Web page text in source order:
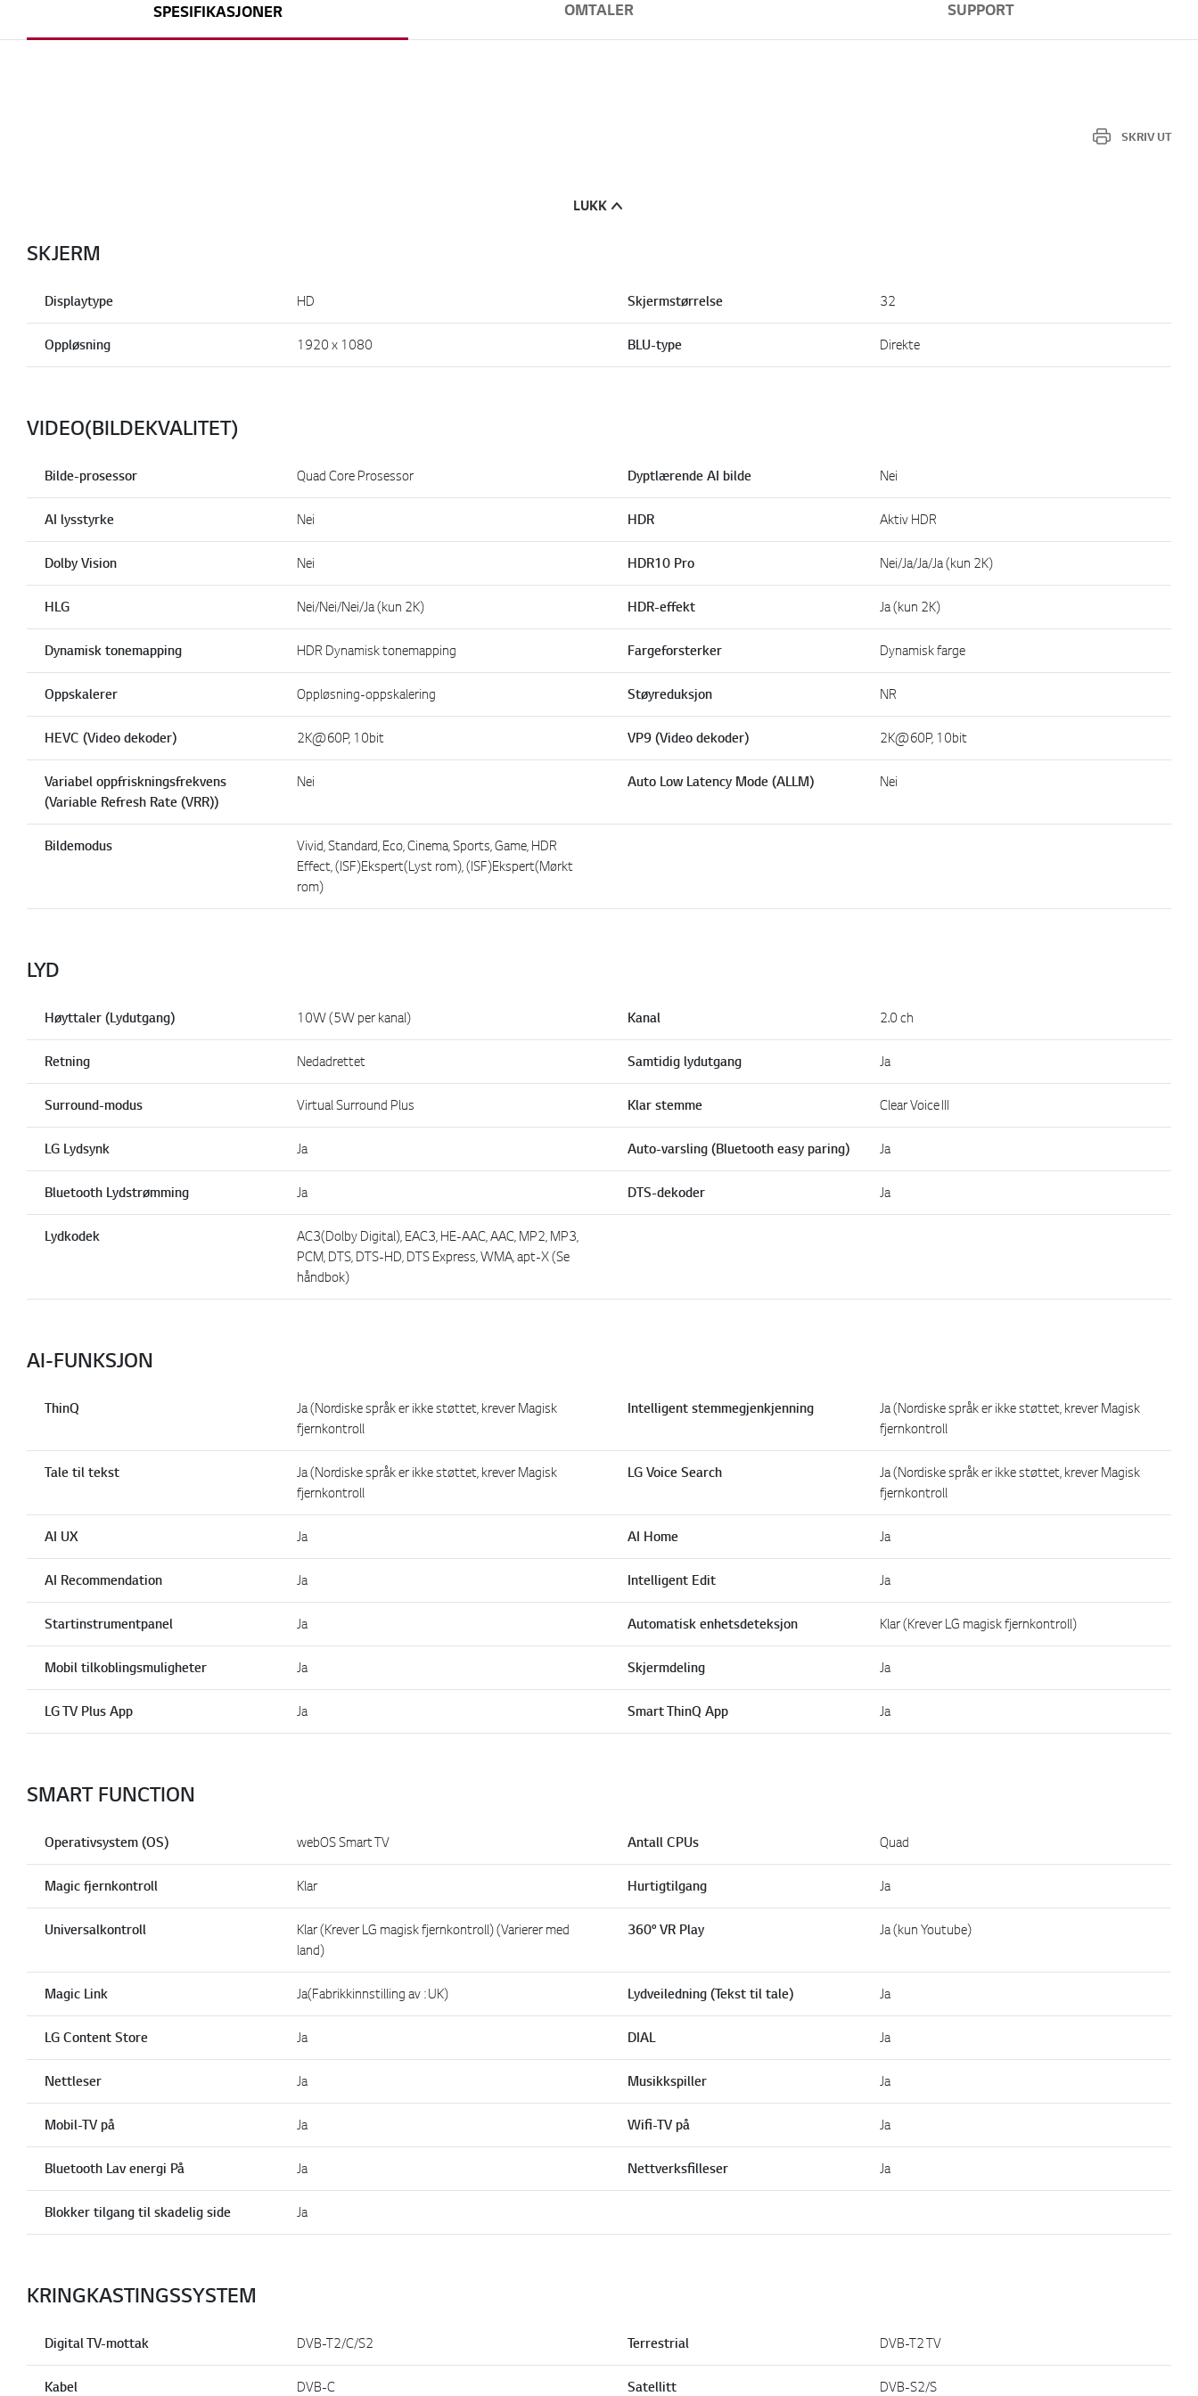
SPESIFIKASJONER OMTALER SUPPORT
SKRIV UT
LUKK
SKJERM
Displaytype HD Skjermstørrelse 32
Oppløsning 1920 x 1080 BLU-type Direkte
VIDEO(BILDEKVALITET)
Bilde-prosessor Quad Core Prosessor Dyptlærende AI bilde Nei
AI lysstyrke Nei HDR Aktiv HDR
Dolby Vision Nei HDR10 Pro Nei/Ja/Ja/Ja (kun 2K)
HLG Nei/Nei/Nei/Ja (kun 2K) HDR-effekt Ja (kun 2K)
Dynamisk tonemapping HDR Dynamisk tonemapping Fargeforsterker Dynamisk farge
Oppskalerer Oppløsning-oppskalering Støyreduksjon NR
HEVC (Video dekoder) 2K@60P, 10bit VP9 (Video dekoder) 2K@60P, 10bit
Variabel oppfriskningsfrekvens
(Variable Refresh Rate (VRR))
Nei Auto Low Latency Mode (ALLM) Nei
Bildemodus
Vivid, Standard, Eco, Cinema, Sports, Game, HDR
Effect, (ISF)Ekspert(Lyst rom), (ISF)Ekspert(Mørkt
rom)
LYD
Høyttaler (Lydutgang) 10W (5W per kanal) Kanal 2.0 ch
Retning Nedadrettet Samtidig lydutgang Ja
Surround-modus Virtual Surround Plus Klar stemme Clear Voice III
LG Lydsynk Ja Auto-varsling (Bluetooth easy paring) Ja
Bluetooth Lydstrømming Ja DTS-dekoder Ja
Lydkodek
AC3(Dolby Digital), EAC3, HE-AAC, AAC, MP2, MP3,
PCM, DTS, DTS-HD, DTS Express, WMA, apt-X (Se
håndbok)
AI-FUNKSJON
ThinQ
Ja (Nordiske språk er ikke støttet, krever Magisk
fjernkontroll
Intelligent stemmegjenkjenning
Ja (Nordiske språk er ikke støttet, krever Magisk
fjernkontroll
Tale til tekst
Ja (Nordiske språk er ikke støttet, krever Magisk
fjernkontroll
LG Voice Search
Ja (Nordiske språk er ikke støttet, krever Magisk
fjernkontroll
AI UX Ja AI Home Ja
AI Recommendation Ja Intelligent Edit Ja
Startinstrumentpanel Ja Automatisk enhetsdeteksjon Klar (Krever LG magisk fjernkontroll)
Mobil tilkoblingsmuligheter Ja Skjermdeling Ja
LG TV Plus App Ja Smart ThinQ App Ja
SMART FUNCTION
Operativsystem (OS) webOS Smart TV Antall CPUs Quad
Magic fjernkontroll Klar Hurtigtilgang Ja
Universalkontroll
Klar (Krever LG magisk fjernkontroll) (Varierer med
land)
360° VR Play Ja (kun Youtube)
Magic Link Ja(Fabrikkinnstilling av : UK) Lydveiledning (Tekst til tale) Ja
LG Content Store Ja DIAL Ja
Nettleser Ja Musikkspiller Ja
Mobil-TV på Ja Wifi-TV på Ja
Bluetooth Lav energi På Ja Nettverksfilleser Ja
Blokker tilgang til skadelig side Ja
KRINGKASTINGSSYSTEM
Digital TV-mottak DVB-T2/C/S2 Terrestrial DVB-T2 TV
Kabel DVB-C Satellitt DVB-S2/S